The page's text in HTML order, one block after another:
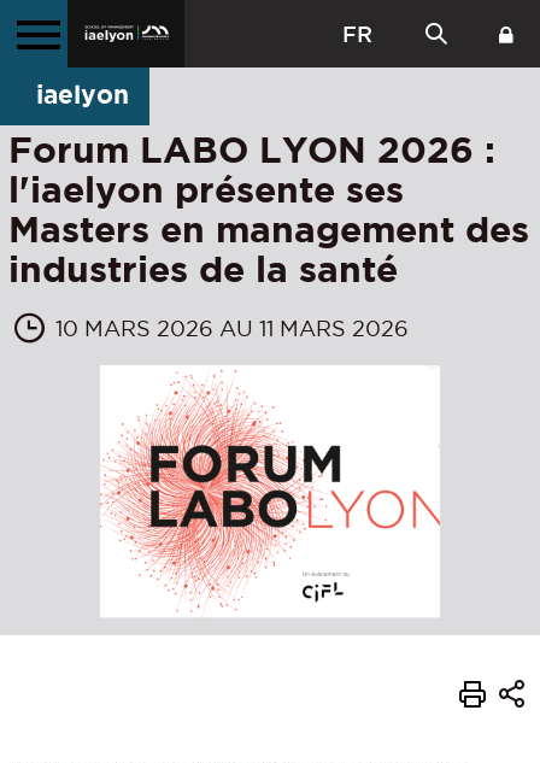
FR
iaelyon
Forum LABO LYON 2026 :
l'iaelyon présente ses
Masters en management des
industries de la santé
10 MARS 2026 AU 11 MARS 2026